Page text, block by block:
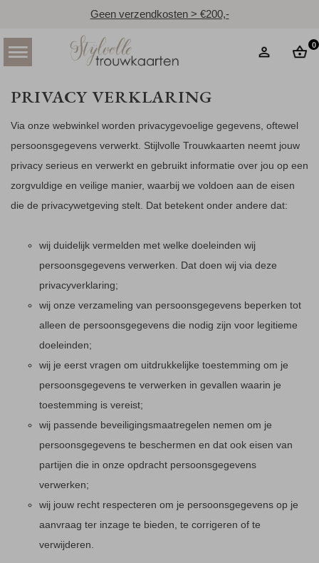
Geen verzendkosten > €200,-
0
PRIVACY VERKLARING
Via onze webwinkel worden privacygevoelige gegevens, oftewel
persoonsgegevens verwerkt. Stijlvolle Trouwkaarten neemt jouw
privacy serieus en verwerkt en gebruikt informatie over jou op een
zorgvuldige en veilige manier, waarbij we voldoen aan de eisen
die de privacywetgeving stelt. Dat betekent onder andere dat:
wij duidelijk vermelden met welke doeleinden wij
persoonsgegevens verwerken. Dat doen wij via deze
privacyverklaring;
wij onze verzameling van persoonsgegevens beperken tot
alleen de persoonsgegevens die nodig zijn voor legitieme
doeleinden;
wij je eerst vragen om uitdrukkelijke toestemming om je
persoonsgegevens te verwerken in gevallen waarin je
toestemming is vereist;
wij passende beveiligingsmaatregelen nemen om je
persoonsgegevens te beschermen en dat ook eisen van
partijen die in onze opdracht persoonsgegevens
verwerken;
wij jouw recht respecteren om je persoonsgegevens op je
aanvraag ter inzage te bieden, te corrigeren of te
verwijderen.